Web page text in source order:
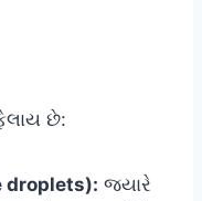
છે:
droplets): જ્યારે